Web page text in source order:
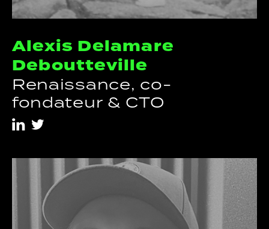
Alexis Delamare
Deboutteville
Renaissance, co-
fondateur & CTO
i t